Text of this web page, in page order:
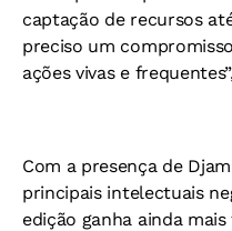
captação de recursos
preciso um
ações vivas e
Com a presença de
principais intelectuais
edição ganha ainda